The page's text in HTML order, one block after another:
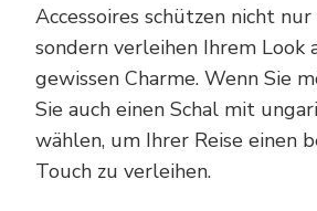
Accessoires schützen nicht
sondern verleihen Ihrem Look
gewissen Charme. Wenn Sie
Sie auch einen Schal mit
wählen, um Ihrer Reise einen
Touch zu verleihen.